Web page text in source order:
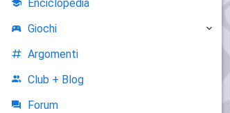
Enciclopedia
Giochi
Argomenti
Club + Blog
Forum